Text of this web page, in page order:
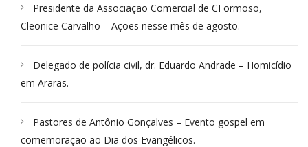
Presidente da Associação Comercial de CFormoso,
Cleonice Carvalho – Ações nesse mês de agosto.
Delegado de polícia civil, dr. Eduardo Andrade – Homicídio
em Araras.
Pastores de Antônio Gonçalves – Evento gospel em
comemoração ao Dia dos Evangélicos.